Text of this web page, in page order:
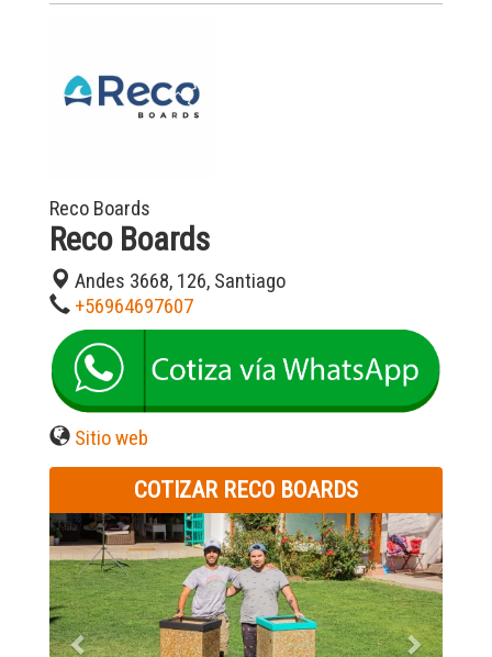
Reco Boards
Reco Boards
Andes 3668, 126, Santiago
+56964697607
Sitio web
COTIZAR RECO BOARDS
Previous
Next